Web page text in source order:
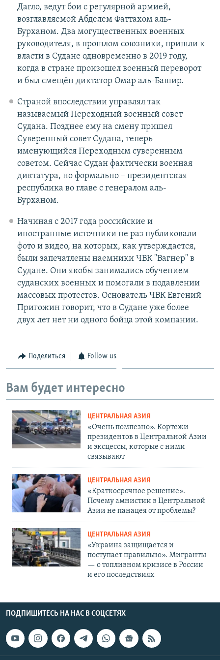
Дагло, ведут бои с регулярной армией,
возглавляемой Абделем Фаттахом аль-
Бурханом. Два могущественных военных
руководителя, в прошлом союзники, пришли к
власти в Судане одновременно в 2019 году,
когда в стране произошел военный переворот
и был смещён диктатор Омар аль-Башир.
Страной впоследствии управлял так
называемый Переходный военный совет
Судана. Позднее ему на смену пришел
Суверенный совет Судана, теперь
именующийся Переходным суверенным
советом. Сейчас Судан фактически военная
диктатура, но формально – президентская
республика во главе с генералом аль-
Бурханом.
Начиная с 2017 года российские и
иностранные источники не раз публиковали
фото и видео, на которых, как утверждается,
были запечатлены наемники ЧВК "Вагнер" в
Судане. Они якобы занимались обучением
суданских военных и помогали в подавлении
массовых протестов. Основатель ЧВК Евгений
Пригожин говорит, что в Судане уже более
двух лет нет ни одного бойца этой компании.
Поделиться Follow us
Вам будет интересно
ЦЕНТРАЛЬНАЯ АЗИЯ
«Очень помпезно». Кортежи
президентов в Центральной Азии
и эксцессы, которые с ними
связывают
ЦЕНТРАЛЬНАЯ АЗИЯ
«Краткосрочное решение».
Почему амнистии в Центральной
Азии не панацея от проблемы?
ЦЕНТРАЛЬНАЯ АЗИЯ
«Украина защищается и
поступает правильно». Мигранты
— о топливном кризисе в России
и его последствиях
ПОДПИШИТЕСЬ НА НАС В СОЦСЕТЯХ